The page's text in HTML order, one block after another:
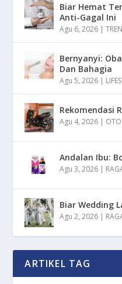
Biar Hemat
Anti-Gagal Ini
Agu 6, 2026 |
Bernyanyi:
Dan Bahagia
Agu 5, 2026 |
Rekomendasi
Agu 4, 2026 |
Andalan Ibu:
Agu 3, 2026 |
Biar Wedding
Agu 2, 2026 |
ARTIKEL TAG